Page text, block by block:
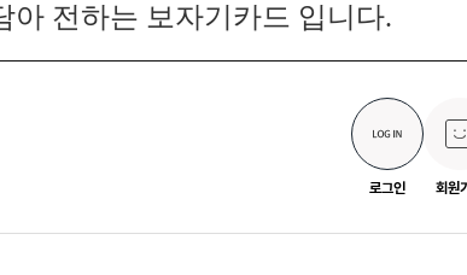
아 전하는 보자기카드 입니다.
로그인 회원